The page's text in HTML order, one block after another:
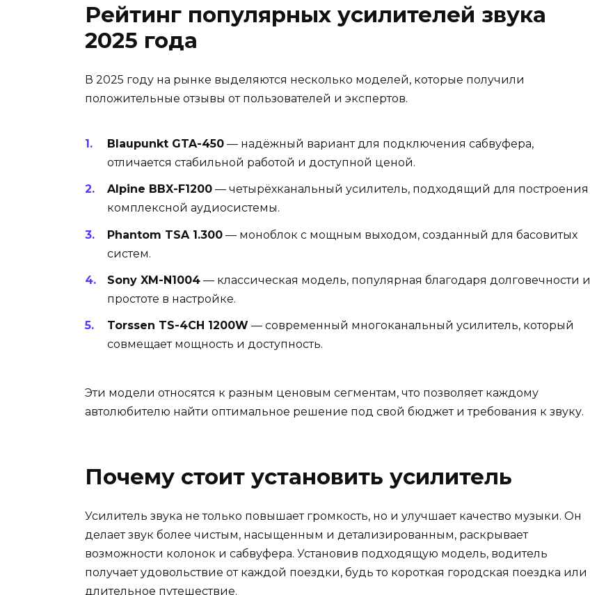
Рейтинг популярных усилителей звука
2025 года
В 2025 году на рынке выделяются несколько моделей, которые получили
положительные отзывы от пользователей и экспертов.
Blaupunkt GTA-450 — надёжный вариант для подключения сабвуфера,
отличается стабильной работой и доступной ценой.
Alpine BBX-F1200 — четырёхканальный усилитель, подходящий для построения
комплексной аудиосистемы.
Phantom TSA 1.300 — моноблок с мощным выходом, созданный для басовитых
систем.
Sony XM-N1004 — классическая модель, популярная благодаря долговечности и
простоте в настройке.
Torssen TS-4CH 1200W — современный многоканальный усилитель, который
совмещает мощность и доступность.
Эти модели относятся к разным ценовым сегментам, что позволяет каждому
автолюбителю найти оптимальное решение под свой бюджет и требования к звуку.
Почему стоит установить усилитель
Усилитель звука не только повышает громкость, но и улучшает качество музыки. Он
делает звук более чистым, насыщенным и детализированным, раскрывает
возможности колонок и сабвуфера. Установив подходящую модель, водитель
получает удовольствие от каждой поездки, будь то короткая городская поездка или
длительное путешествие.